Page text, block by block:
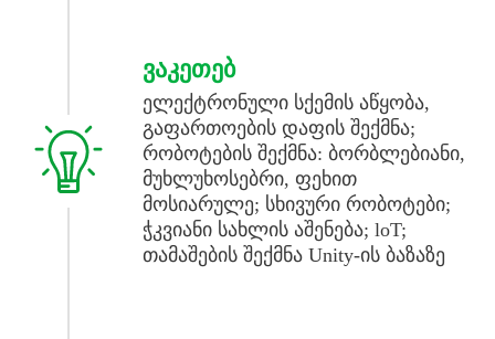
ᲕᲐᲙᲔᲗᲔᲑ
ელექტრონული სქემის აწყობა,
გაფართოების დაფის შექმნა;
რობოტების შექმნა: ბორბლებიანი,
მუხლუხოსებრი, ფეხით
მოსიარულე; სხივური რობოტები;
ჭკვიანი სახლის აშენება; loT;
თამაშების შექმნა Unity-ის ბაზაზე